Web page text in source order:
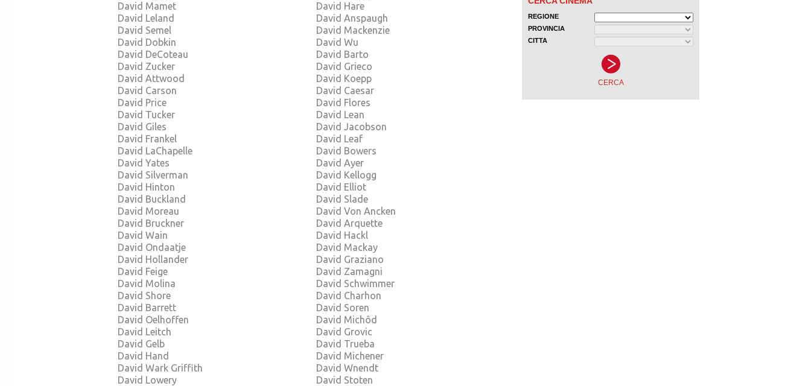
David Mamet
David Hare
David Leland
David Anspaugh
David Semel
David Mackenzie
David Dobkin
David Wu
David DeCoteau
David Barto
David Zucker
David Grieco
David Attwood
David Koepp
David Carson
David Caesar
David Price
David Flores
David Tucker
David Lean
David Giles
David Jacobson
David Frankel
David Leaf
David LaChapelle
David Bowers
David Yates
David Ayer
David Silverman
David Kellogg
David Hinton
David Elliot
David Buckland
David Slade
David Moreau
David Von Ancken
David Bruckner
David Arquette
David Wain
David Hackl
David Ondaatje
David Mackay
David Hollander
David Graziano
David Feige
David Zamagni
David Molina
David Schwimmer
David Shore
David Charhon
David Barrett
David Soren
David Oelhoffen
David Michôd
David Leitch
David Grovic
David Gelb
David Trueba
David Hand
David Michener
David Wark Griffith
David Wnendt
David Lowery
David Stoten